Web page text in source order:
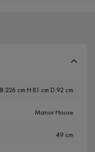
B:226 cm H:81 cm D:92 cm
Manor House
49 cm